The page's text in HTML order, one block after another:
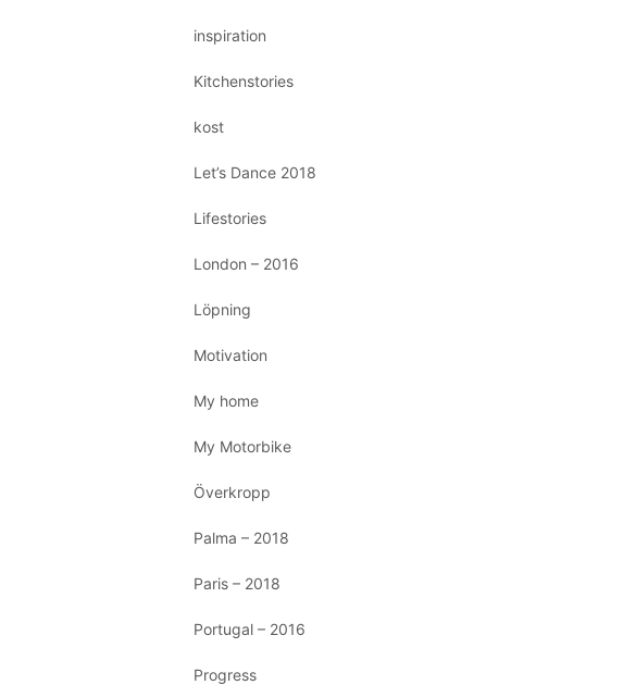
inspiration
Kitchenstories
kost
Let’s Dance 2018
Lifestories
London – 2016
Löpning
Motivation
My home
My Motorbike
Överkropp
Palma – 2018
Paris – 2018
Portugal – 2016
Progress